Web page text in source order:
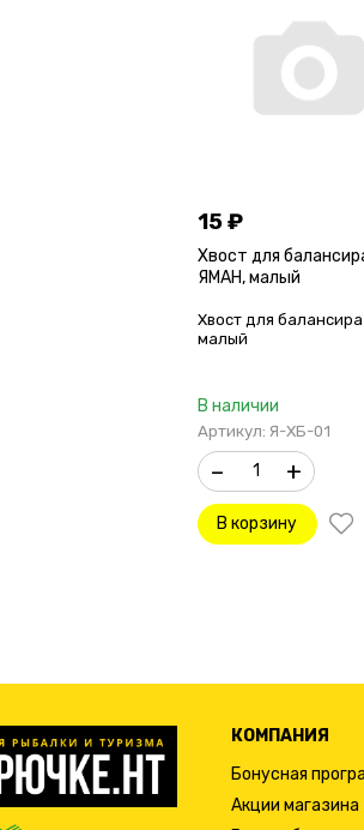
15₽
Хвост для
ЯМАН, малый
Хвост для
малый
В наличии
Артикул: Я-ХБ-01
– +
В корзину
КОМПАНИЯ
Бонусная
Акции магазина